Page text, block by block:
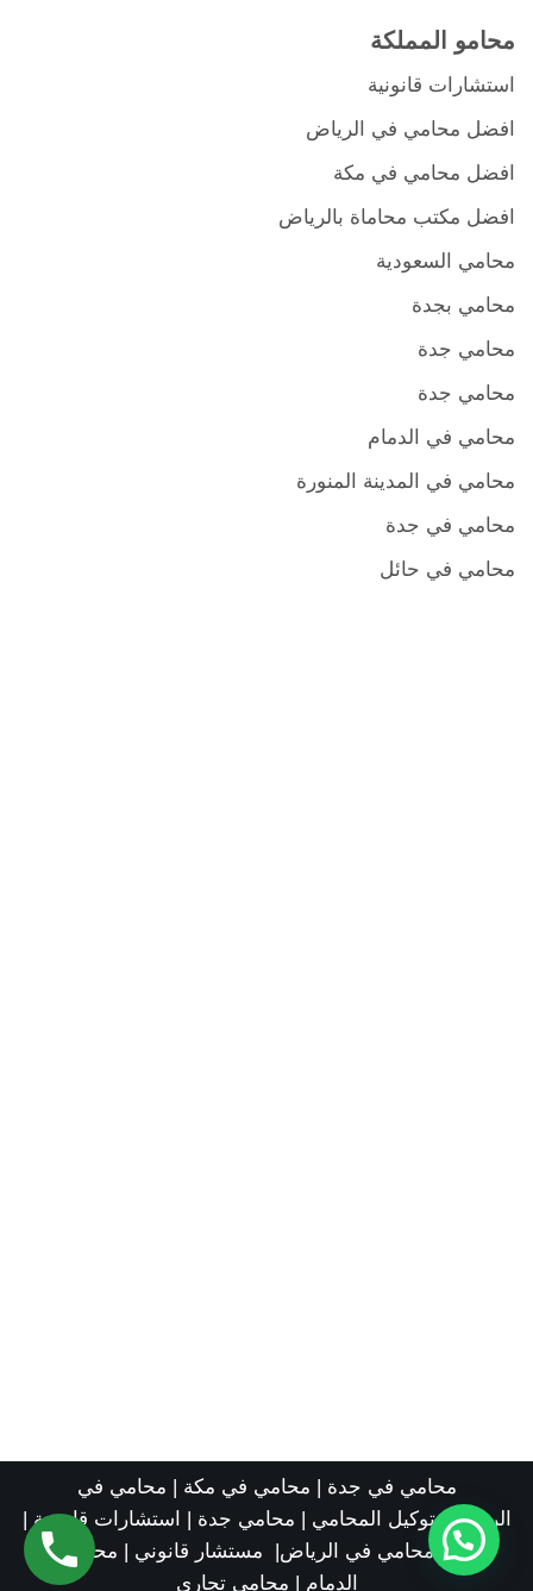
محامو المملكة
استشارات قانونية
افضل محامي في الرياض
افضل محامي في مكة
افضل مكتب محاماة بالرياض
محامي السعودية
محامي بجدة
محامي جدة
محامي جدة
محامي في الدمام
محامي في المدينة المنورة
محامي في جدة
محامي في حائل
محامي في جدة | محامي في مكة | محامي في
الرياض|توكيل المحامي | محامي جدة | استشارات قانونية |
رقم محامي في الرياض| مستشار قانوني | محامي
الدمام | محامي تجاري